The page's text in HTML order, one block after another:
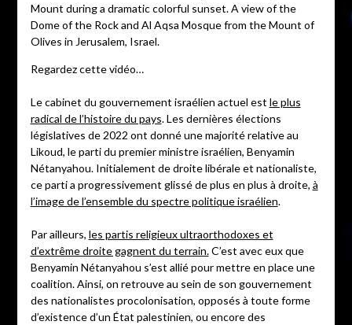
Mount during a dramatic colorful sunset. A view of the
Dome of the Rock and Al Aqsa Mosque from the Mount of
Olives in Jerusalem, Israel.
Regardez cette vidéo…
Le cabinet du gouvernement israélien actuel est le plus
radical de l’histoire du pays. Les dernières élections
législatives de 2022 ont donné une majorité relative au
Likoud, le parti du premier ministre israélien, Benyamin
Nétanyahou. Initialement de droite libérale et nationaliste,
ce parti a progressivement glissé de plus en plus à droite, à
l’image de l’ensemble du spectre politique israélien.
Par ailleurs, les partis religieux ultraorthodoxes et
d’extrême droite gagnent du terrain.C’est avec eux que
Benyamin Nétanyahou s’est allié pour mettre en place une
coalition. Ainsi, on retrouve au sein de son gouvernement
des nationalistes procolonisation, opposés à toute forme
d’existence d’un État palestinien, ou encore des